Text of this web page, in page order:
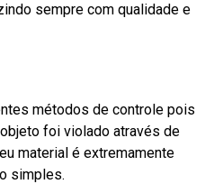
sempre com qualidade e
métodos de controle pois
foi violado através de
material é extremamente
simples.